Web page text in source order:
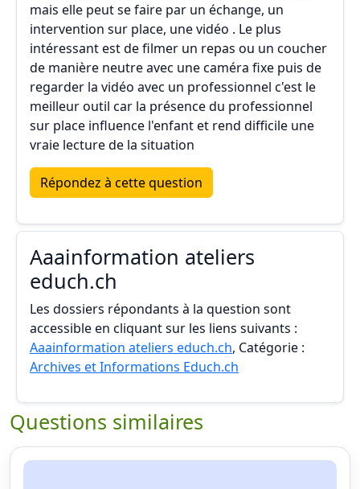
mais elle peut se faire par un échange, un
intervention sur place, une vidéo . Le plus
intéressant est de filmer un repas ou un coucher
de manière neutre avec une caméra fixe puis de
regarder la vidéo avec un professionnel c'est le
meilleur outil car la présence du professionnel
sur place influence l'enfant et rend difficile une
vraie lecture de la situation
Répondez à cette question
Aaainformation ateliers
educh.ch
Les dossiers répondants à la question sont
accessible en cliquant sur les liens suivants :
Aaainformation ateliers educh.ch, Catégorie :
Archives et Informations Educh.ch
Questions similaires